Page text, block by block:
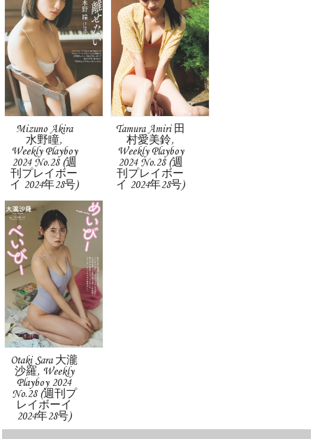
Mizuno Akira
水野瞳,
Weekly Playboy
2024 No.28 (週
刊プレイボー
イ 2024年28号)
Tamura Amiri 田
村愛美鈴,
Weekly Playboy
2024 No.28 (週
刊プレイボー
イ 2024年28号)
Otaki Sara 大瀧
沙羅, Weekly
Playboy 2024
No.28 (週刊プ
レイボーイ
2024年28号)